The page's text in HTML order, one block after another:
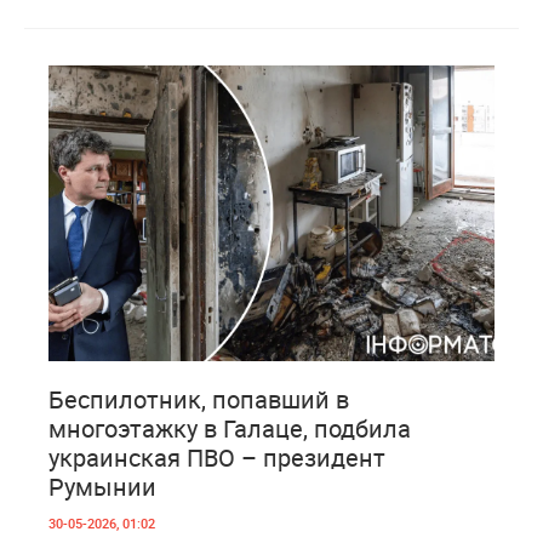
Беспилотник, попавший в
многоэтажку в Галаце, подбила
украинская ПВО – президент
Румынии
30-05-2026, 01:02